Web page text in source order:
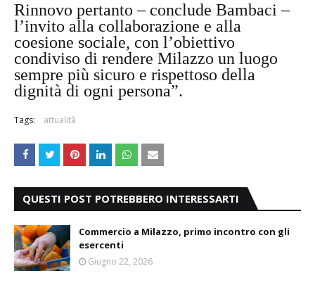
Rinnovo pertanto – conclude Bambaci –
l’invito alla collaborazione e alla
coesione sociale, con l’obiettivo
condiviso di rendere Milazzo un luogo
sempre più sicuro e rispettoso della
dignità di ogni persona”.
Tags: attualità
QUESTI POST POTREBBERO INTERESSARTI
Commercio a Milazzo, primo incontro con gli
esercenti
Giugno 22, 2026